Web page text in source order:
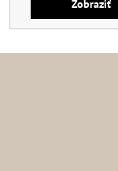
Zobraziť